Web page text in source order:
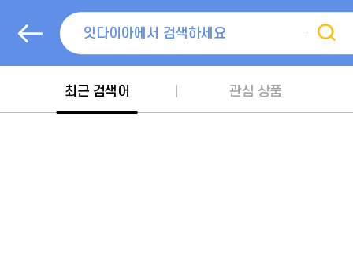
최근 검색어 관심 상품